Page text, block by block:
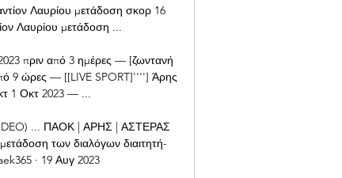
Λαυρίου μετάδοση σκορ 16
Λαυρίου μετάδοση ...
πριν από 3 ημέρες — [ζωντανή
9 ώρες — [[LIVE SPORT]''''] Άρης
1 Οκτ 2023 — ...
... ΠΑΟΚ | ΑΡΗΣ | ΑΣΤΕΡΑΣ
των διαλόγων διαιτητή-
· 19 Αυγ 2023